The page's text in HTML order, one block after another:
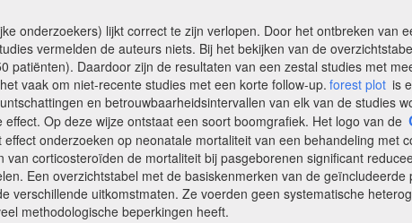
onderzoekers) lijkt correct te zijn verlopen. Door het ontbreken van
vermelden de auteurs niets. Bij het bekijken van de
Daardoor zijn de resultaten van een zestal studies met
vaak om niet-recente studies met een korte follow-up. forest plot is
en betrouwbaarheidsintervallen van elk van de studies
Op deze wijze ontstaat een soort boomgrafiek. Het logo van de
onderzoeken op neonatale mortaliteit van een behandeling met
corticosteroïden de mortaliteit bij pasgeborenen significant
Een overzichtstabel met de basiskenmerken van de
uitkomstmaten. Ze voerden geen systematische
methodologische beperkingen heeft.